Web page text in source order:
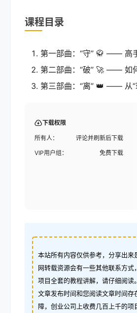
课程目录
第一部曲：“守” 🥋 —— 高
第二部曲：“破” 🚀 —— 如
第三部曲：“离” 👑 —— 从“
下载权限
所有人：
评论并刷新后下载
VIP用户组：
免费下载
本站所有内容仅供参考，分享出
网转载资源会有一些其他联系方
项目全套的教程讲解，请仔细阅
文章发布时间和您阅读文章时间
障，创业公司上收费几百上千的